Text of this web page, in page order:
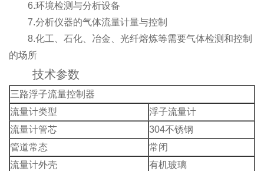
6.环境检测与分析设备
7.分析仪器的气体流量计量与控制
8.化工、石化、冶金、光纤熔炼等需要气体检测和控制
的场所
技术参数
三路浮子流量控制器
流量计类型
浮子流量计
流量计管芯
304不锈钢
管道常态
常闭
流量计外壳
有机玻璃